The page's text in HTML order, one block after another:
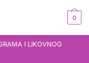
0
I LIKOVNOG